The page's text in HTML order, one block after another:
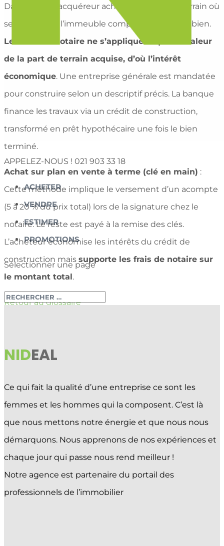
APPELEZ-NOUS ! 021 903 33 18
ACHETER
VENDRE
ESTIMER
PROMOTIONS
Sélectionner une page
Dans ce cas, l’acquéreur achète une part du terrain où
sera construit l’immeuble comprenant le futur bien.
Les frais de notaire ne s’appliquent qu’à la valeur
de la part de terrain acquise, d’où l’intérêt
économique. Une entreprise générale est mandatée
pour construire selon un descriptif précis. La banque
finance les travaux via un crédit de construction,
transformé en prêt hypothécaire une fois le bien
terminé.
Achat sur plan en vente à terme (clé en main) :
Cette méthode implique le versement d’un acompte
(5 à 20 % du prix total) lors de la signature chez le
notaire. Le reste est payé à la remise des clés.
L’acheteur économise les intérêts du crédit de
construction mais supporte les frais de notaire sur
le montant total .
Retour au glossaire
NIDEAL
Ce qui fait la qualité d’une entreprise ce sont les
femmes et les hommes qui la composent. C’est là
que nous mettons notre énergie et que nous nous
démarquons. Nous apprenons de nos expériences et
chaque jour qui passe nous rend meilleur !
Notre agence est partenaire du portail des
professionnels de l’immobilier